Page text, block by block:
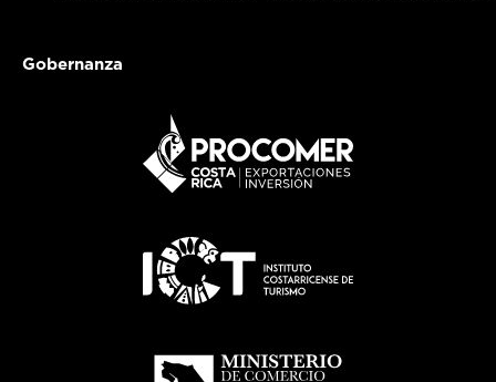
Gobernanza